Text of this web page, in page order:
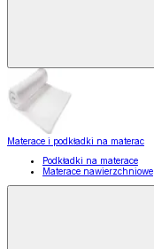
Materace i podkładki na materac
Podkładki na materace
Materace nawierzchniowe